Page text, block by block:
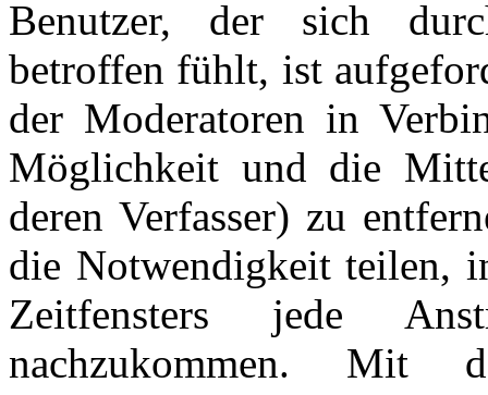
Benutzer, der sich
betroffen fühlt, ist
der Moderatoren in
Möglichkeit und die
deren Verfasser) zu
die Notwendigkeit teilen,
Zeitfensters jede
nachzukommen. Mit